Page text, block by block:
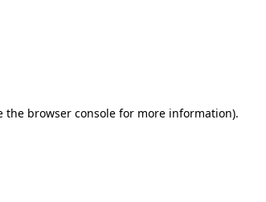
the browser console for more information).